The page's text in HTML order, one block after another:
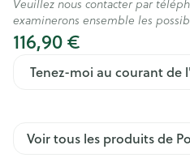
116,90 €
Tenez-moi au courant de
Veuillez nous contacter par
examinerons ensemble les
Voir tous les produits de